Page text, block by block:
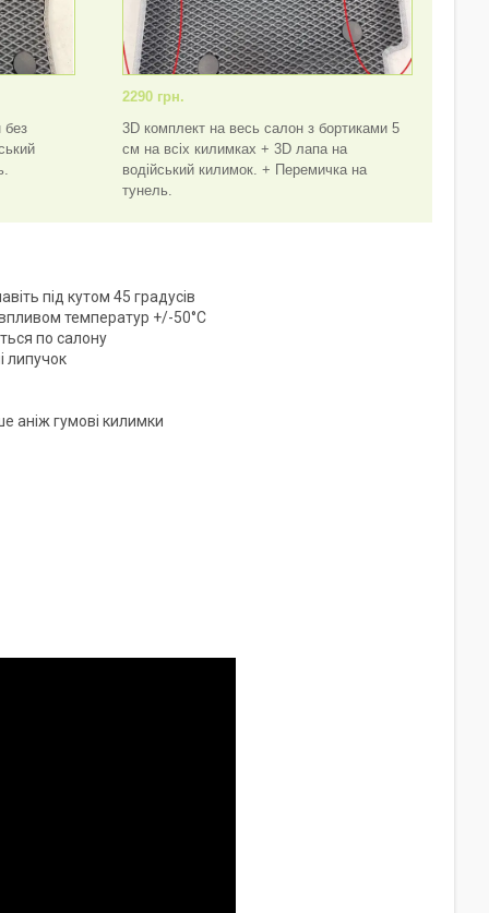
без
2290 грн.
3D комплект на весь салон з бортиками 5
см на всіх килимках + 3D лапа на
водійський килимок. + Перемичка на
тунель.
під кутом 45 градусів
температур +/-50°C
по салону
липучок
аніж гумові килимки